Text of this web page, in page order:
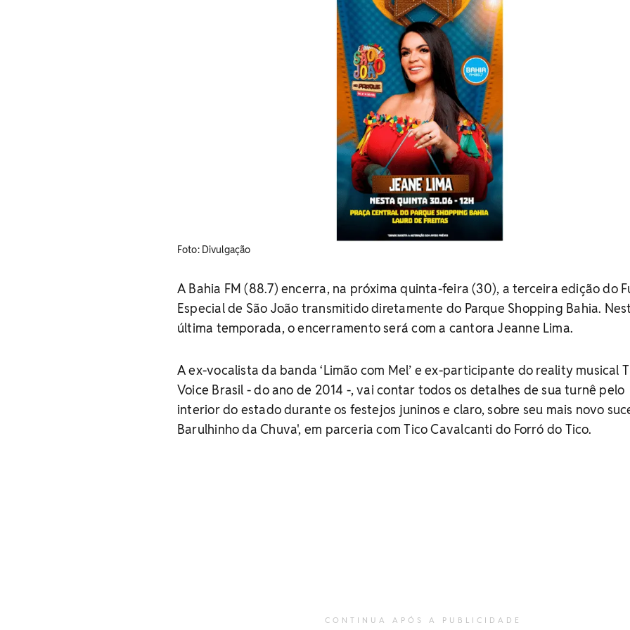
Foto: Divulgação
A Bahia FM (88.7) encerra, na próxima quinta-feira (30), a terceira edição do
Especial de São João transmitido diretamente do Parque Shopping Bahia.
última temporada, o encerramento será com a cantora Jeanne Lima.
A ex-vocalista da banda ‘Limão com Mel’ e ex-participante do reality musical
Voice Brasil - do ano de 2014 -, vai contar todos os detalhes de sua turnê pelo
interior do estado durante os festejos juninos e claro, sobre seu mais novo
Barulhinho da Chuva', em parceria com Tico Cavalcanti do Forró do Tico.
CONTINUA APÓS A PUBLICIDADE